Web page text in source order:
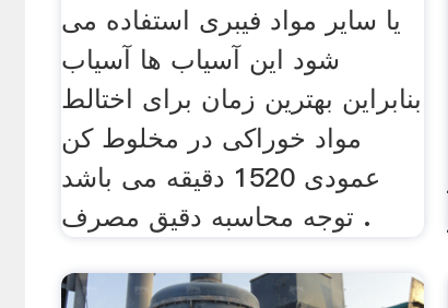
یا سایر مواد فیبری استفاده می
شود این آسیاب ها آسیاب
بنابراین بهترین زمان برای اختالط
مواد خوراکی در مخلوط کن
عمودی 1520 دقیقه می باشد
توجه محاسبه دقیق مصرف .